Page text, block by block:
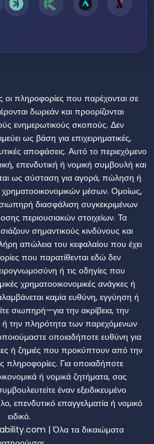
οι πληροφορίες που παρέχονται σε
δωρεάν και προορίζονται
ενημερωτικούς σκοπούς. Δεν
ως βάση για επιχειρηματικές,
αποφάσεις. Αυτό το περιεχόμενο
επενδυτική ή νομική συμβουλή και
ως σύσταση για αγορά, πώληση ή
μέσων. Ομοίως,
διασφάλιση συγκεκριμένων
περιουσιακών στοιχείων. Τα
σημαντικούς κινδύνους και
απώλεια του κεφαλαίου που έχει
που παρατίθενται εδώ δεν
ή τις οδηγίες που
χρηματοοικονομικές ανάγκες ή
καμία ευθύνη, εγγύηση ή
σιωπηρή—για την ακρίβεια, την
ή την πληρότητα των παρεχόμενων
οποιαδήποτε ευθύνη για
ή ζημιές που προκύπτουν από την
πληροφορίες. Για οποιαδήποτε
ή νομικά ζητήματα, σας
έναν εξειδικευμένο
επενδυτικό επαγγελματία ή νομικό
ειδικό.
| Όλα τα δικαιώματα